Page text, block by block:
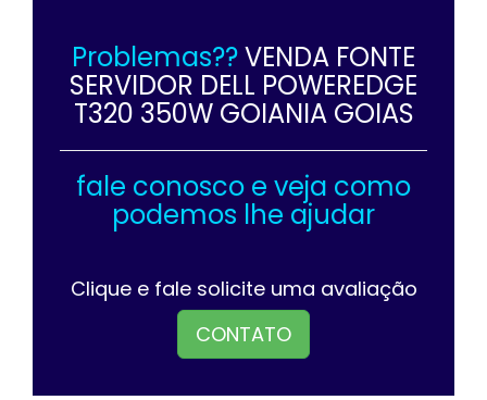
Problemas??VENDA FONTE
SERVIDOR DELL POWEREDGE
T320 350W GOIANIA GOIAS
fale conosco e veja como
podemos lhe ajudar
Clique e fale solicite uma avaliação
CONTATO